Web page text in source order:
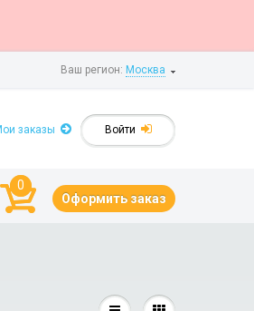
Ваш регион: Москва
Войти
заказы
0
Оформить заказ